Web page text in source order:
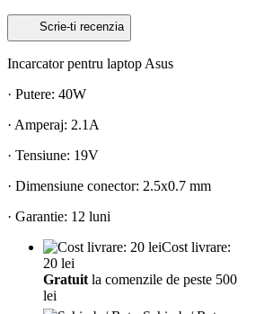
Scrie-ti recenzia
Incarcator pentru laptop Asus
· Putere: 40W
· Amperaj: 2.1A
· Tensiune: 19V
· Dimensiune conector: 2.5x0.7 mm
· Garantie: 12 luni
Cost livrare:
20 lei
Gratuit la comenzile de peste 500
lei